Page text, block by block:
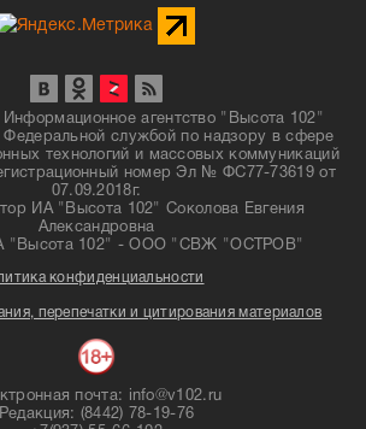
Информационное агентство "Высота 102"
Федеральной службой по надзору в сфере
технологий и массовых коммуникаций
номер Эл № ФС77-73619 от
07.09.2018г.
ИА "Высота 102" Соколова Евгения
Александровна
"Высота 102" - ООО "СВЖ "ОСТРОВ"
конфиденциальности
перепечатки и цитирования материалов
почта: info@v102.ru
Редакция: (8442) 78-19-76